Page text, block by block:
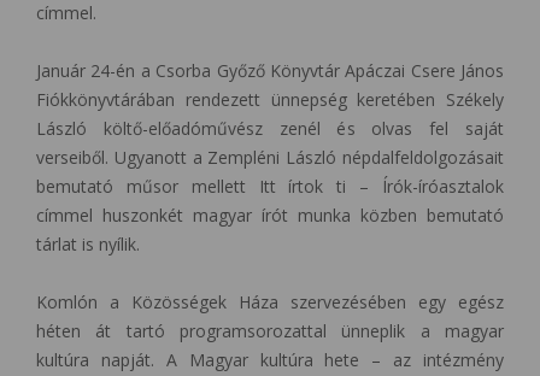
címmel.
Január 24-én a Csorba Győző Könyvtár Apáczai Csere János
Fiókkönyvtárában rendezett ünnepség keretében Székely
László költő-előadóművész zenél és olvas fel saját
verseiből. Ugyanott a Zempléni László népdalfeldolgozásait
bemutató műsor mellett Itt írtok ti – Írók-íróasztalok
címmel huszonkét magyar írót munka közben bemutató
tárlat is nyílik.
Komlón a Közösségek Háza szervezésében egy egész
héten át tartó programsorozattal ünneplik a magyar
kultúra napját. A Magyar kultúra hete – az intézmény